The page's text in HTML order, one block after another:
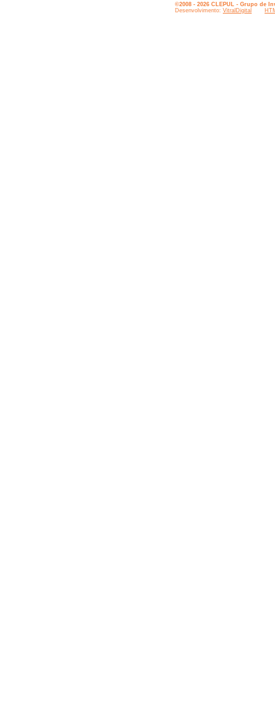
©2008 - 2026 CLEPUL - Grupo de
Desenvolvimento: VitralDigital